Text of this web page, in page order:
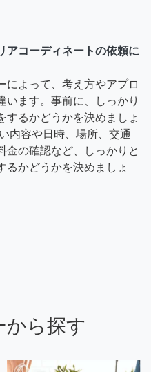
アコーディネートの依頼に
によって、考え方やアプロ
います。事前に、しっかり
するかどうかを決めましょ
内容や日時、場所、交通
金の確認など、しっかりと
るかどうかを決めましょ
から探す